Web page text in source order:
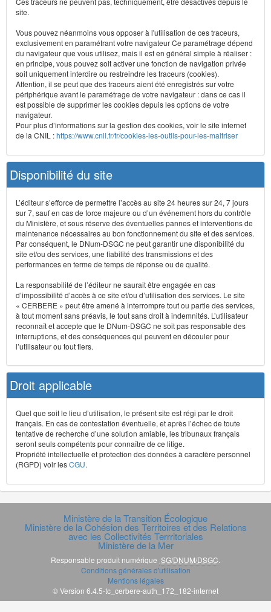
site.
Vous pouvez néanmoins vous opposer à l'utilisation de ces traceurs,
exclusivement en paramétrant votre navigateur Ce paramétrage dépend
du navigateur que vous utilisez, mais il est en général simple à réaliser :
en principe, vous pouvez soit activer une fonction de navigation privée
soit uniquement interdire ou restreindre les traceurs (cookies).
Attention, il se peut que des traceurs aient été enregistrés sur votre
périphérique avant le paramétrage de votre navigateur : dans ce cas il
est possible de supprimer les cookies depuis les options de votre
navigateur.
Pour plus d’informations sur la gestion des cookies, voir le site internet
de la CNIL :https://www.cnil.fr/fr/cookies-les-outils-pour-les-maitriser
Disponibilité du site
L’éditeur s’efforce de permettre l’accès au site 24 heures sur 24, 7 jours
sur 7, sauf en cas de force majeure ou d’un événement hors du contrôle
du Ministère, et sous réserve des éventuelles pannes et interventions de
maintenance nécessaires au bon fonctionnement du site et des services.
Par conséquent, le DNum-DSGC ne peut garantir une disponibilité du
site et/ou des services, une fiabilité des transmissions et des
performances en terme de temps de réponse ou de qualité.
La responsabilité de l’éditeur ne saurait être engagée en cas
d’impossibilité d’accès à ce site et/ou d’utilisation des services. Le site
« CERBERE » peut être amené à interrompre tout ou partie des services,
à tout moment sans préavis, le tout sans droit à indemnités. L’utilisateur
reconnaît et accepte que le DNum-DSGC ne soit pas responsable des
interruptions, et des conséquences qui peuvent en découler pour
l’utilisateur ou tout tiers.
Droit applicable
Quel que soit le lieu d’utilisation, le présent site est régi par le droit
français. En cas de contestation éventuelle, et après l’échec de toute
tentative de recherche d’une solution amiable, les tribunaux français
seront seuls compétents pour connaître de ce litige.
Propriété intellectuelle et protection des données à caractère personnel
(RGPD) voir lesCGU.
Ministère de la Transition Écologique
Ministère de la Cohésion des Territoires et des Relations
avec les Collectivités Terrritoriales
Ministère de la Mer
Responsable produit numérique SG/DNUM/DSGC
Conditions générales d'utilisation
Mentions légales
© Version 6.4.5-tc_cerbere-auth_172_182-internet